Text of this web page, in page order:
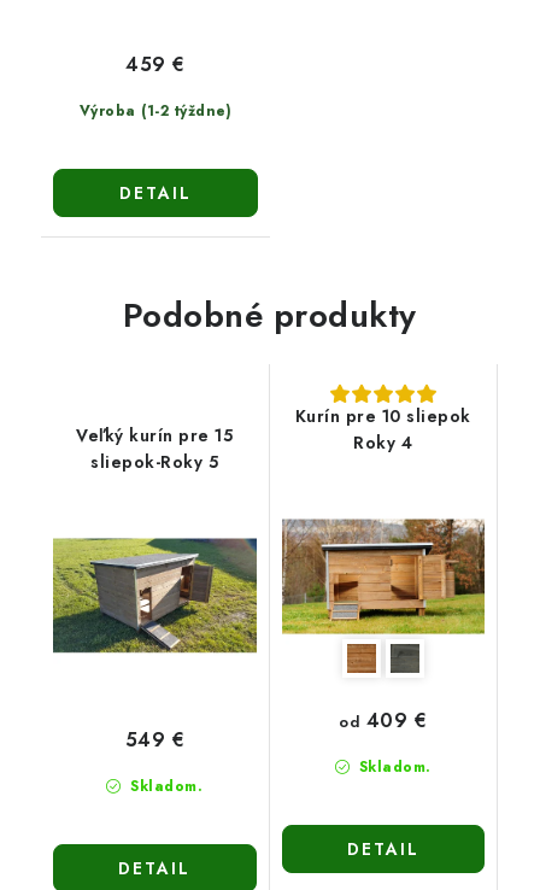
Výroba (1-2 týždne)
459 €
DETAIL
Podobné produkty
Veľký kurín pre 15
sliepok-Roky 5
Skladom.
549 €
DETAIL
Kurín pre 10 sliepok
Roky 4
Skladom.
od 409 €
DETAIL